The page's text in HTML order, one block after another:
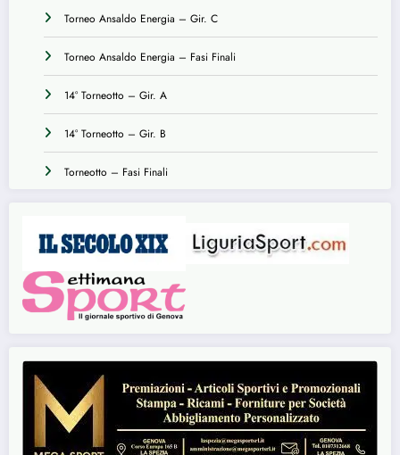
Torneo Ansaldo Energia – Gir. C
Torneo Ansaldo Energia – Fasi Finali
14° Torneotto – Gir. A
14° Torneotto – Gir. B
Torneotto – Fasi Finali